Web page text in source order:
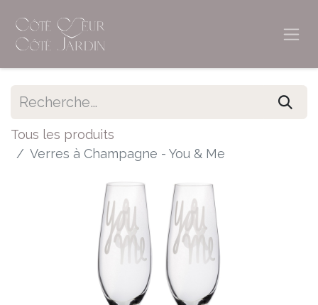
Tous les produits
Verres à Champagne - You & Me